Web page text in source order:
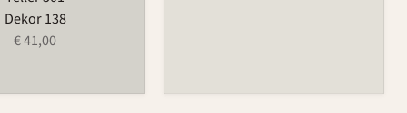
Dekor 138
€ 41,00